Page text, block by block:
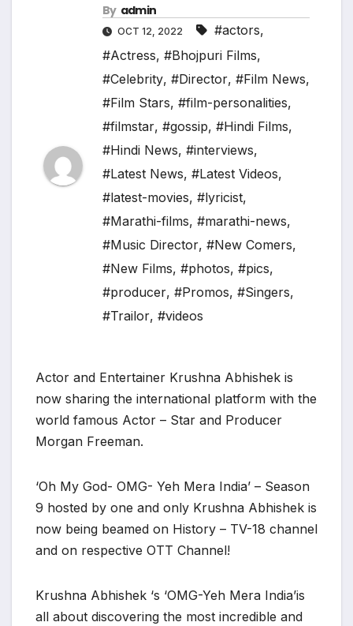
By admin
OCT 12, 2022 #actors,
#Actress, #Bhojpuri Films,
#Celebrity, #Director, #Film News,
#Film Stars, #film-personalities,
#filmstar, #gossip, #Hindi Films,
#Hindi News, #interviews,
#Latest News, #Latest Videos,
#latest-movies, #lyricist,
#Marathi-films, #marathi-news,
#Music Director, #New Comers,
#New Films, #photos, #pics,
#producer, #Promos, #Singers,
#Trailor, #videos
Actor and Entertainer Krushna Abhishek is
now sharing the international platform with the
world famous Actor – Star and Producer
Morgan Freeman.
‘Oh My God- OMG- Yeh Mera India’ – Season
9 hosted by one and only Krushna Abhishek is
now being beamed on History – TV-18 channel
and on respective OTT Channel!
Krushna Abhishek ‘s ‘OMG-Yeh Mera India’is
all about discovering the most incredible and